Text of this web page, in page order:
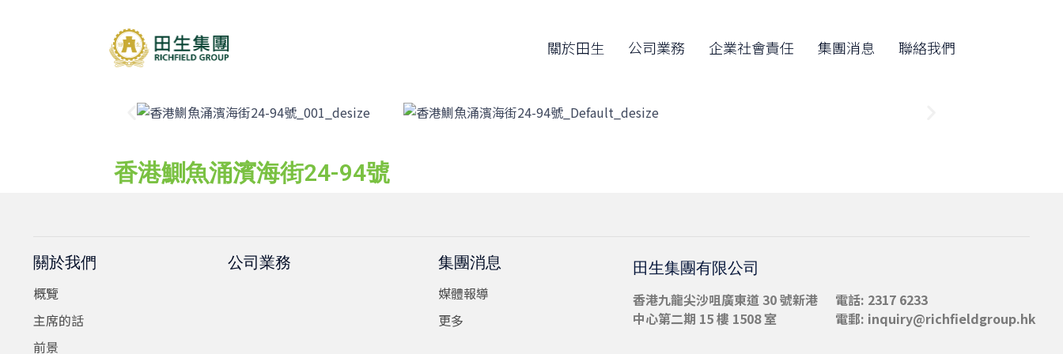
關於田生 公司業務 企業社會責任 集團消息 聯絡我們
香港鰂魚涌濱海街24-94號
關於我們
概覽
主席的話
前景
公司業務
集團消息
媒體報導
更多
田生集團有限公司
香港九龍尖沙咀廣東道 30 號新港
中心第二期 15 樓 1508 室
電話: 2317 6233
電郵: inquiry@richfieldgroup.hk